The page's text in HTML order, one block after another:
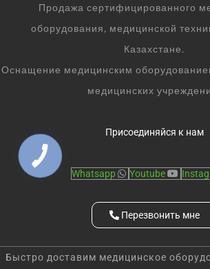
Продажа сертифицированного
оборудования, медицинской
Казахстане.
Оснащение медицинским
медицинских
Присоединяйся к нам
Whatsapp Youtube
Перезвонить мне
Быстро доставим медицинское